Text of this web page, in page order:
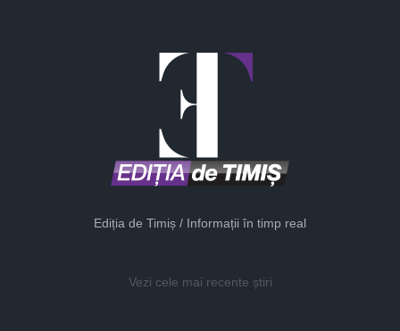
Ediția de Timiș / Informații în timp real
Vezi cele mai recente știri